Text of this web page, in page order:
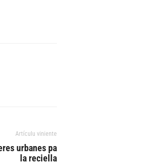
Artículu viniente
urbanes pa
la reciella